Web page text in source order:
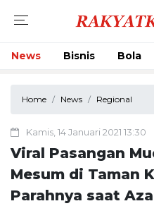
News Bisnis Bola
Home News Regional
Kamis, 14 Januari 2021 13:30
Viral Pasangan
Mesum di Taman
Parahnya saat